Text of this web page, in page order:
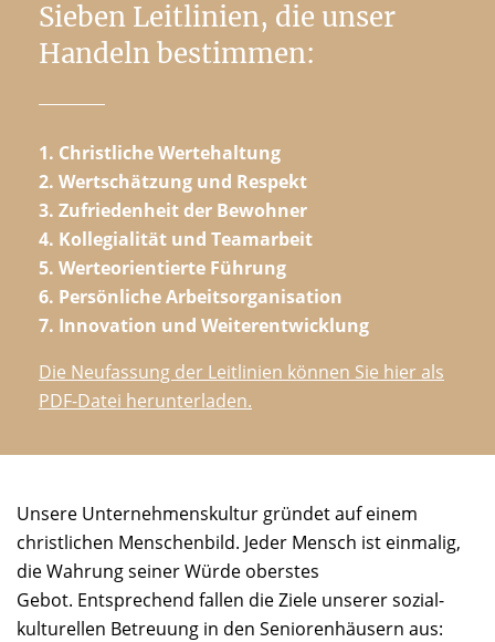
Sieben Leitlinien, die unser
Handeln bestimmen:
1. Christliche Wertehaltung
2. Wertschätzung und Respekt
3. Zufriedenheit der Bewohner
4. Kollegialität und Teamarbeit
5. Werteorientierte Führung
6. Persönliche Arbeitsorganisation
7. Innovation und Weiterentwicklung
Die Neufassung der Leitlinien können Sie hier als
PDF-Datei herunterladen.
Unsere Unternehmenskultur gründet auf einem
christlichen Menschenbild. Jeder Mensch ist einmalig,
die Wahrung seiner Würde oberstes
Gebot. Entsprechend fallen die Ziele unserer sozial-
kulturellen Betreuung in den Seniorenhäusern aus: